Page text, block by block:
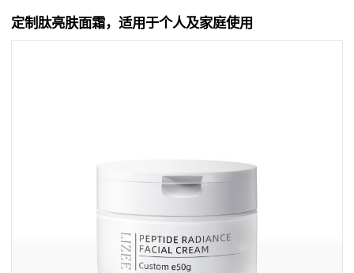
定制肽亮肤面霜，适用于个人及家庭使用